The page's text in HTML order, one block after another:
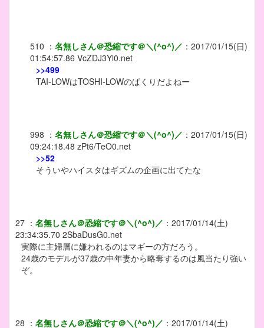
510 ： 名無しさん＠恐縮です＠＼(^o^)／ ： 2017/01/15(日)
01:54:57.86 VcZDJ3Yl0.net
>>499
TAI-LOWはTOSHI-LOWのぱくりだよねー
998 ： 名無しさん＠恐縮です＠＼(^o^)／ ： 2017/01/15(日)
09:24:18.48 zPt6/TeO0.net
>>52
そういやハイスタはギズムの企画に出てたな
27 ： 名無しさん＠恐縮です＠＼(^o^)／ ： 2017/01/14(土)
23:34:35.70 2SbaDusG0.net
実際に主婦層に嫌われるのはマギーの方だろう。
24歳のモデルが37歳の中年妻から略奪するのは風当たり強い
ぞ。
28 ： 名無しさん＠恐縮です＠＼(^o^)／ ： 2017/01/14(土)